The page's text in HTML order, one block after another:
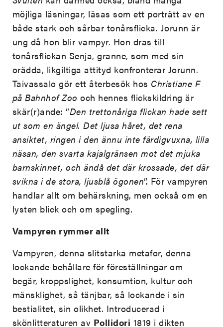
möjliga läsningar, läsas som ett porträtt av en
både stark och sårbar tonårsflicka. Jorunn är
ung då hon blir vampyr. Hon dras till
tonårsflickan Senja, granne, som med sin
orädda, likgiltiga attityd konfronterar Jorunn.
Taivassalo gör ett återbesök hos Christiane F
på Bahnhof Zoo och hennes flickskildring är
skär(r)ande: ”Den trettonåriga flickan hade sett
ut som en ängel. Det ljusa håret, det rena
ansiktet, ringen i den ännu inte färdigvuxna, lilla
näsan, den svarta kajalgränsen mot det mjuka
barnskinnet, och ändå det där krossade, det där
svikna i de stora, ljusblå ögonen”. För vampyren
handlar allt om behärskning, men också om en
lysten blick och om spegling.
Vampyren rymmer allt
Vampyren, denna slitstarka metafor, denna
lockande behållare för föreställningar om
begär, kroppslighet, konsumtion, kultur och
mänsklighet, så tänjbar, så lockande i sin
bestialitet, sin olikhet. Introducerad i
skönlitteraturen av Pollidori 1819 i dikten